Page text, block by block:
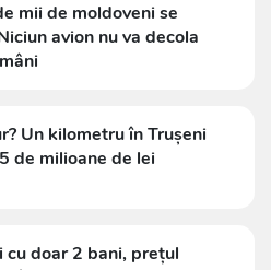
mii de moldoveni se
avion nu va decola
Un kilometru în Trușeni
de milioane de lei
cu doar 2 bani, prețul